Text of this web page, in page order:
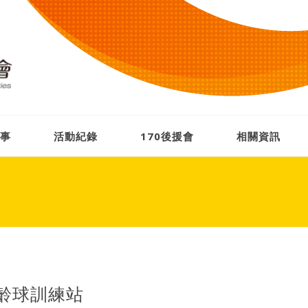
活動紀錄 170後援會 相關資訊
球訓練站